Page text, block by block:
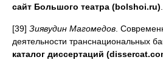
сайт Большого театра (bolshoi.ru)
[39] Зиявудин Магомедов .
деятельности транснациональных
каталог диссертаций